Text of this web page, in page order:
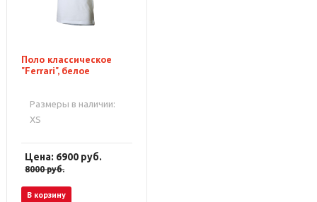
Поло классическое
"Ferrari", белое
Размеры в наличии:
XS
Цена: 6900 руб.
8000руб.
В корзину